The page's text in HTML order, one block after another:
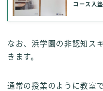
コース入
なお、浜学園の非認知ス
きます。
通常の授業のように教室